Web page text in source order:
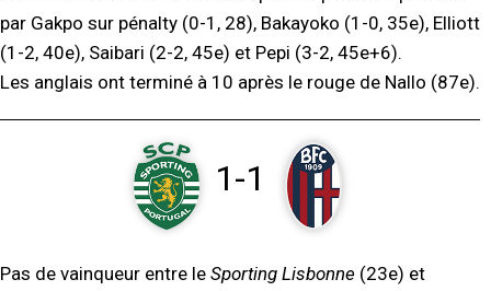
par Gakpo sur pénalty (0-1, 28), Bakayoko (1-0, 35e), Elliott
(1-2, 40e), Saibari (2-2, 45e) et Pepi (3-2, 45e+6).
Les anglais ont terminé à 10 après le rouge de Nallo (87e).
1-1
Pas de vainqueur entre le Sporting Lisbonne (23e) et